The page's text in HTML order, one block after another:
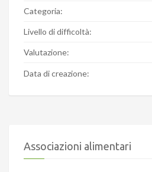
Categoria:
Livello di difficoltà:
Valutazione:
Data di creazione:
Associazioni alimentari